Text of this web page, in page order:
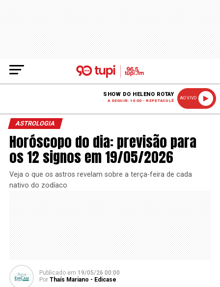
SHOW DO HELENO ROTAY
A SEGUIR: 10:00 - REPETACULÊ
AO VIVO
ASTROLOGIA
Horóscopo do dia: previsão para
os 12 signos em 19/05/2026
Veja o que os astros revelam sobre a terça-feira de cada
nativo do zodíaco
Publicado em 19/05/26 00:00
Por Thaís Mariano - Edicase